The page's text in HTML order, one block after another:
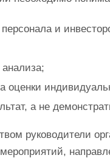
и
оценки
а не
руководители